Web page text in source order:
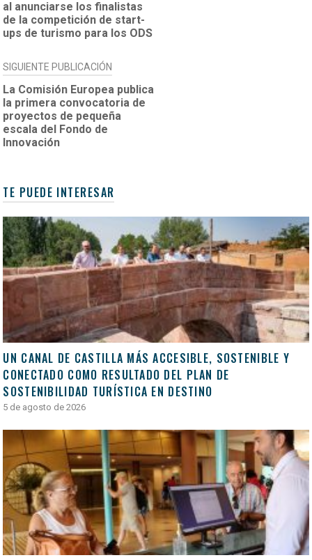
ENTRADAS
al anunciarse los finalistas
de la competición de start-
ups de turismo para los ODS
SIGUIENTE PUBLICACIÓN
La Comisión Europea publica
la primera convocatoria de
proyectos de pequeña
escala del Fondo de
Innovación
TE PUEDE INTERESAR
UN CANAL DE CASTILLA MÁS ACCESIBLE, SOSTENIBLE Y
CONECTADO COMO RESULTADO DEL PLAN DE
SOSTENIBILIDAD TURÍSTICA EN DESTINO
5 de agosto de 2026